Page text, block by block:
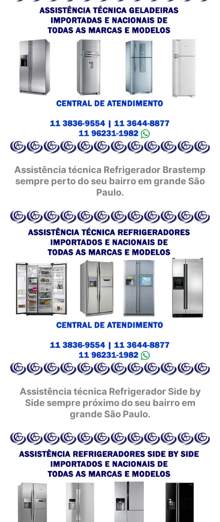
Assistência técnica Refrigerador Brastemp
sempre perto do seu bairro em grande São
Paulo.
Assistência técnica Refrigerador Side by
Side sempre próximo do seu bairro em
grande São Paulo.